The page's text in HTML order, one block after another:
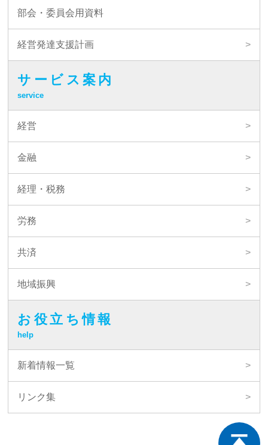
部会・委員会用資料
経営発達支援計画
サービス案内
service
経営
金融
経理・税務
労務
共済
地域振興
お役立ち情報
help
新着情報一覧
リンク集